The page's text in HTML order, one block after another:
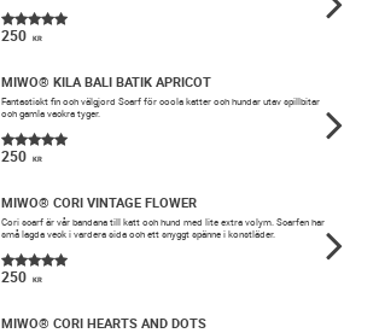
250 KR
MIWO® KILA BALI BATIK APRICOT
Fantastiskt fin och välgjord Scarf för coola katter och hundar utav spillbitar
och gamla vackra tyger.
250 KR
MIWO® CORI VINTAGE FLOWER
​Cori scarf är vår bandana till katt och hund med lite extra volym. Scarfen har
små lagda veck i vardera sida och ett snyggt spänne i konstläder.
250 KR
MIWO® CORI HEARTS AND DOTS